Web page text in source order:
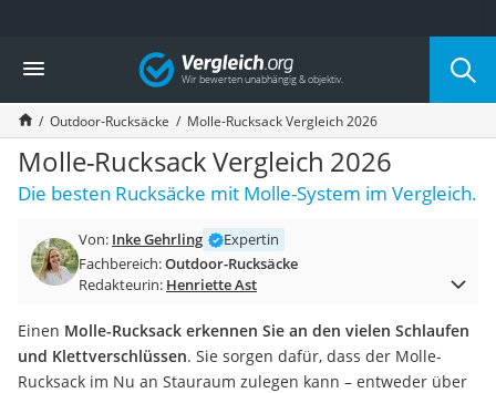
Die beliebtesten Vergleiche nach Kategorie
Freizeit & Sport
Gartentrampolin
Trampolin
Metalldetektor
Eufab-Fahrradträger
Trampolin 366 cm
Aluminium-Koffer
Futterboot
E-Bike-Dreirad
Trekkingschuhe Herren
Reisetasche mit Rollen
Vergleich
Outdoor-Rucksäcke Molle-Rucksack Vergleich 2026
Molle-Rucksack Vergleich 2026
Die besten Rucksäcke mit Molle-System im Vergleich.
Von: Inke Gehrling
Expertin
Fachbereich:Outdoor-Rucksäcke
Redakteurin: Henriette Ast
Einen Molle-Rucksack erkennen Sie an den vielen Schlaufen
und Klettverschlüssen. Sie sorgen dafür, dass der Molle-
Rucksack im Nu an Stauraum zulegen kann – entweder über